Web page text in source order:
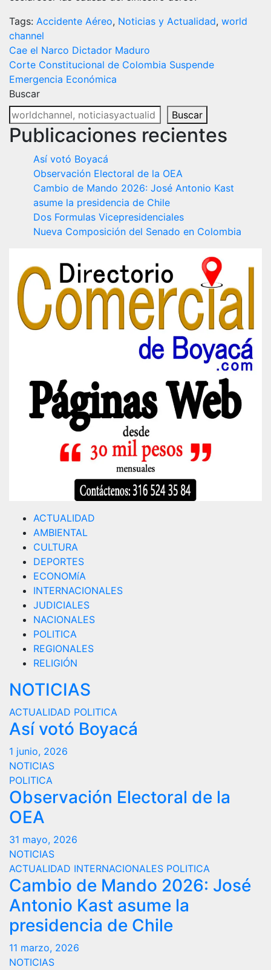
Tags: Accidente Aéreo, Noticias y Actualidad, world
channel
Navegación
de
entradas
Cae el Narco Dictador Maduro
Corte Constitucional de Colombia Suspende
Emergencia Económica
Buscar
Buscar
Publicaciones recientes
Así votó Boyacá
Observación Electoral de la OEA
Cambio de Mando 2026: José Antonio Kast
asume la presidencia de Chile
Dos Formulas Vicepresidenciales
Nueva Composición del Senado en Colombia
ACTUALIDAD
AMBIENTAL
CULTURA
DEPORTES
ECONOMíA
INTERNACIONALES
JUDICIALES
NACIONALES
POLITICA
REGIONALES
RELIGIÓN
NOTICIAS
ACTUALIDAD POLITICA
Así votó Boyacá
1 junio, 2026
NOTICIAS
POLITICA
Observación Electoral de la
OEA
31 mayo, 2026
NOTICIAS
ACTUALIDAD INTERNACIONALES POLITICA
Cambio de Mando 2026: José
Antonio Kast asume la
presidencia de Chile
11 marzo, 2026
NOTICIAS